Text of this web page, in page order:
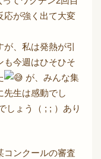
応が強く出て大変
、私は発熱が引
も今週はひそひそ
が、みんな集
先生は感動でし
しょう（ ; ; ）あり
コンクールの審査